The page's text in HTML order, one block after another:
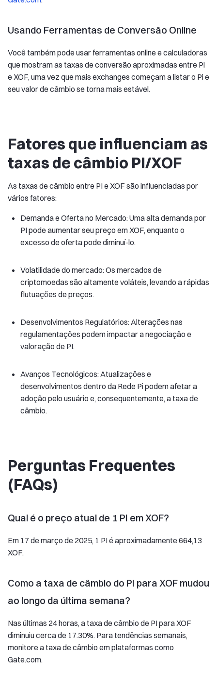
Usando Ferramentas de Conversão Online
Você também pode usar ferramentas online e calculadoras
que mostram as taxas de conversão aproximadas entre Pi
e XOF, uma vez que mais exchanges começam a listar o Pi e
seu valor de câmbio se torna mais estável.
Fatores que influenciam as
taxas de câmbio PI/XOF
As taxas de câmbio entre PI e XOF são influenciadas por
vários fatores:
Demanda e Oferta no Mercado: Uma alta demanda por
PI pode aumentar seu preço em XOF, enquanto o
excesso de oferta pode diminuí-lo.
Volatilidade do mercado: Os mercados de
criptomoedas são altamente voláteis, levando a rápidas
flutuações de preços.
Desenvolvimentos Regulatórios: Alterações nas
regulamentações podem impactar a negociação e
valoração de PI.
Avanços Tecnológicos: Atualizações e
desenvolvimentos dentro da Rede Pi podem afetar a
adoção pelo usuário e, consequentemente, a taxa de
câmbio.
Perguntas Frequentes
(FAQs)
Qual é o preço atual de 1 PI em XOF?
Em 17 de março de 2025, 1 PI é aproximadamente 664,13
XOF.
Como a taxa de câmbio do PI para XOF mudou
ao longo da última semana?
Nas últimas 24 horas, a taxa de câmbio de PI para XOF
diminuiu cerca de 17.30%. Para tendências semanais,
monitore a taxa de câmbio em plataformas como
Gate.com.